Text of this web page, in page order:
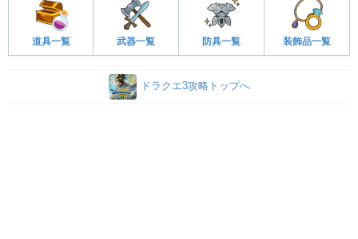
道具一覧 武器一覧 防具一覧 装飾品一覧
ドラクエ3攻略トップへ